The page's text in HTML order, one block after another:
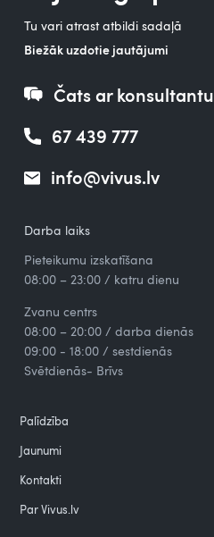
Tu vari atrast atbildi sadaļā
Biežāk uzdotie jautājumi
Čats ar konsultantu
67 439 777
info@vivus.lv
Darba laiks
Pieteikumu izskatīšana
08:00 – 23:00 / katru dienu
Zvanu centrs
08:00 – 20:00 / darba dienās
09:00 - 18:00 / sestdienās
Svētdienās- Brīvs
Palīdzība
Jaunumi
Kontakti
Par Vivus.lv